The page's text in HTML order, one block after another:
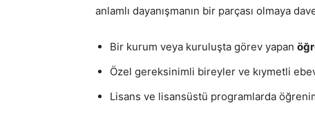
anlamlı dayanışmanın bir parçası olmaya
Bir kurum veya kuruluşta görev yapan
Özel gereksinimli bireyler ve kıymetli
Lisans ve lisansüstü programlarda